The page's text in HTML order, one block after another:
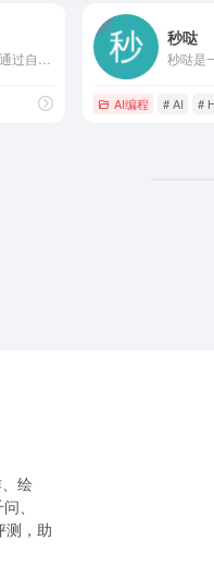
秒哒
AI编程 # AI #
绘
、
测，助